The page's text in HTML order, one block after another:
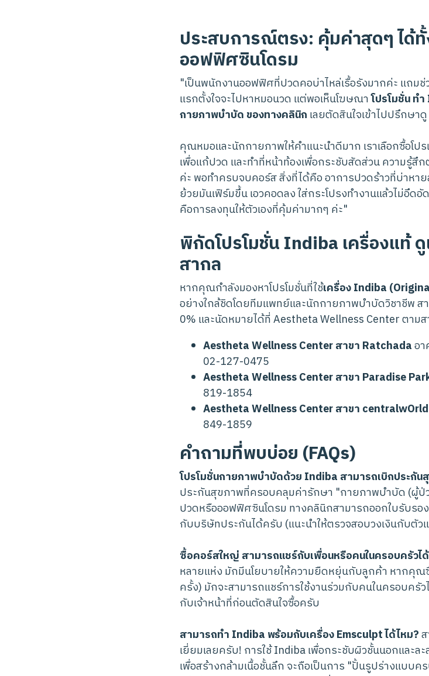
ประสบการณ์ตรง: คุ้มค่าสุดๆ ได้
ออฟฟิศซินโดรม
"เป็นพนักงานออฟฟิศที่ปวดคอบ่าไหล่เรื้อรังมากค่ะ แถม
แรกตั้งใจจะไปหาหมอนวด แต่พอเห็นโฆษณาโปรโมชั่น ท
กายภาพบำบัด ของทางคลินิก เลยตัดสินใจเข้าไปปรึกษาดู
คุณหมอและนักกายภาพให้คำแนะนำดีมาก เราเลือกซื้อโ
เพื่อแก้ปวด และทำที่หน้าท้องเพื่อกระชับสัดส่วน ความรู้สึ
ค่ะ พอทำครบจบคอร์ส สิ่งที่ได้คือ อาการปวดร้าวที่บ่าหา
ย้วยมันเฟิร์มขึ้น เอวคอดลง ใส่กระโปรงทำงานแล้วไม่อึด
คือการลงทุนให้ตัวเองที่คุ้มค่ามากๆ ค่ะ"
พิกัดโปรโมชั่น Indiba เครื่องแท้
สากล
หากคุณกำลังมองหาโปรโมชั่นที่ใช้เครื่อง Indiba
อย่างใกล้ชิดโดยทีมแพทย์และนักกายภาพบำบัดวิชาชีพ
0% และนัดหมายได้ที่ Aestheta Wellness Center ตาม
Aestheta Wellness Center สาขา Ratchadaอ
02-127-0475
Aestheta Wellness Center สาขา Paradise
819-1854
Aestheta Wellness Center สาขา centralwOrld
849-1859
คำถามที่พบบ่อย (FAQs)
โปรโมชั่นกายภาพบำบัดด้วย Indiba สามารถเบิกประกัน
ประกันสุขภาพที่ครอบคลุมค่ารักษา "กายภาพบำบัด (ผู้ป่
ปวดหรือออฟฟิศซินโดรม ทางคลินิกสามารถออกใบรับรอ
กับบริษัทประกันได้ครับ (แนะนำให้ตรวจสอบวงเงินกับตั
ซื้อคอร์สใหญ่ สามารถแชร์กับเพื่อนหรือคนในครอบครัวไ
หลายแห่ง มักมีนโยบายให้ความยืดหยุ่นกับลูกค้า หากคุณ
ครั้ง) มักจะสามารถแชร์การใช้งานร่วมกับคนในครอบครั
กับเจ้าหน้าที่ก่อนตัดสินใจซื้อครับ
สามารถทำ Indiba พร้อมกับเครื่อง Emsculpt ได้ไหม?
เยี่ยมเลยครับ! การใช้ Indiba เพื่อกระชับผิวชั้นนอกและล
เพื่อสร้างกล้ามเนื้อชั้นลึก จะถือเป็นการ "ปั้นรูปร่างแบบ